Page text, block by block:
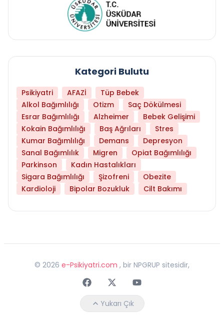
Kategori Bulutu
Psikiyatri AFAZİ
Tüp Bebek
Alkol Bağımlılığı
Otizm
Saç Dökülmesi
Esrar Bağımlılığı
Alzheimer
Bebek Gelişimi
Kokain Bağımlılığı
Baş Ağrıları
Stres
Kumar Bağımlılığı
Demans
Depresyon
Sanal Bağımlılık
Migren
Opiat Bağımlılığı
Parkinson
Kadın Hastalıkları
Sigara Bağımlılığı
Şizofreni
Obezite
Kardioloji
Bipolar Bozukluk Cilt Bakımı
© 2026 e-Psikiyatri.com , bir NPGRUP sitesidir,
FaceebokTwitterYoutube
Yukarı Çık